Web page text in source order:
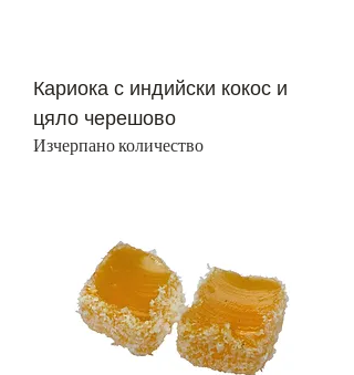
Кариока с индийски кокос и
цяло черешово
Изчерпано количество